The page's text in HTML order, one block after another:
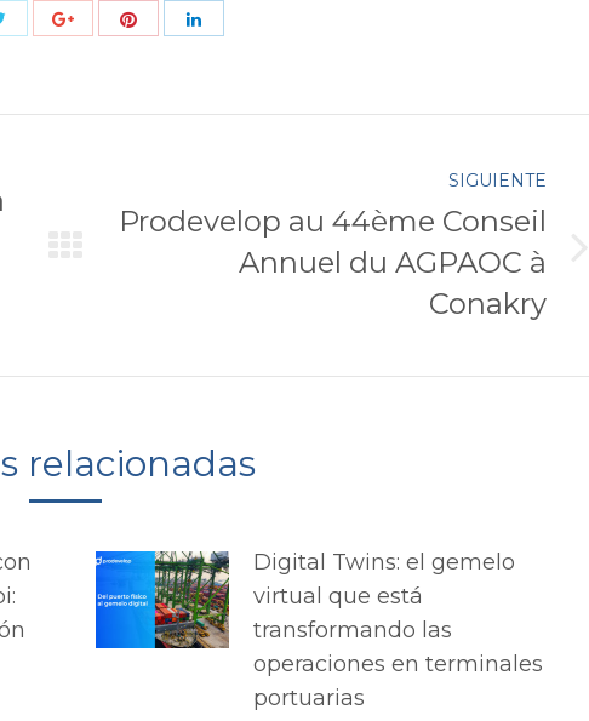
Compartir Compartir Compartir
SIGUIENTE
Publicación
Prodevelop au 44ème Conseil
Annuel du AGPAOC à
Conakry
relacionadas
Digital Twins: el gemelo
virtual que está
transformando las
operaciones en terminales
portuarias